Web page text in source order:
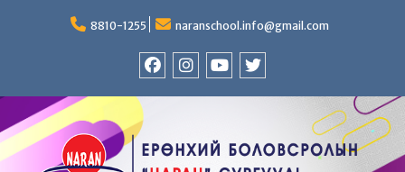
8810-1255 naranschool.info@gmail.com